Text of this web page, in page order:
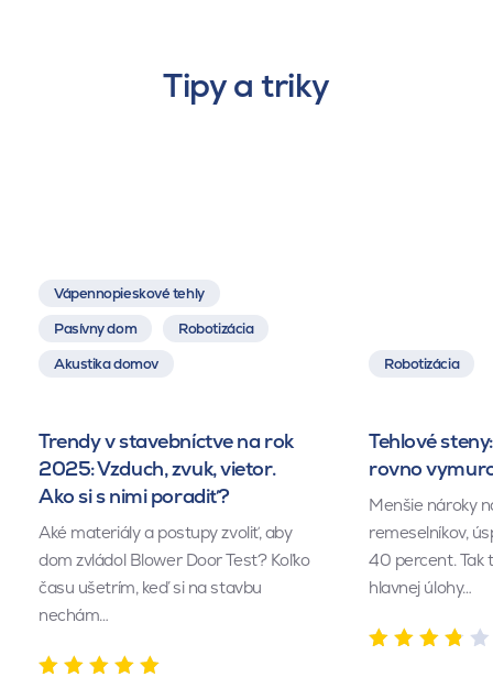
Tipy a triky
Vápennopieskové tehly
Pasívny dom
Robotizácia
Akustika domov
Trendy v stavebníctve na rok
2025: Vzduch, zvuk, vietor.
Ako si s nimi poradiť?
Aké materiály a postupy zvoliť, aby
dom zvládol Blower Door Test? Koľko
času ušetrím, keď si na stavbu
nechám…
Robotizácia
Tehlové
rovno
Menšie nároky
remeselníkov,
40 percent. Tak
hlavnej úlohy…